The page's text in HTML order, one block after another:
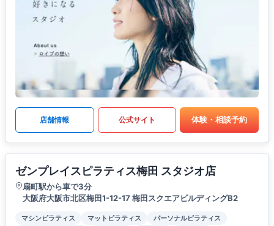
店舗情報 公式サイト 体験・相談予約
ゼンプレイスピラティス梅田 スタジオ店
扇町駅から車で3分
大阪府大阪市北区梅田1-12-17 梅田スクエアビルディングB2
マシンピラティス マットピラティス
パーソナルピラティス